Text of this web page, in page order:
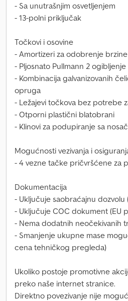
- Sa unutrašnjim osvetljenjem
- 13-polni priključak
Točkovi i osovine
- Amortizeri za odobrenje
- Pljosnato Pullmann 2 ogibljenje
- Kombinacija galvanizovanih
opruga
- Ležajevi točkova bez potrebe
- Otporni plastični blatobrani
- Klinovi za podupiranje sa
Mogućnosti vezivanja i
- 4 vezne tačke pričvršćene za
Dokumentacija
- Uključuje saobraćajnu dozvolu
- Uključuje COC dokument (EU
- Nema dodatnih neočekivanih
- Smanjenje ukupne mase
cena tehničkog pregleda)
Ukoliko postoje promotivne
preko naše internet stranice.
Direktno povezivanje nije